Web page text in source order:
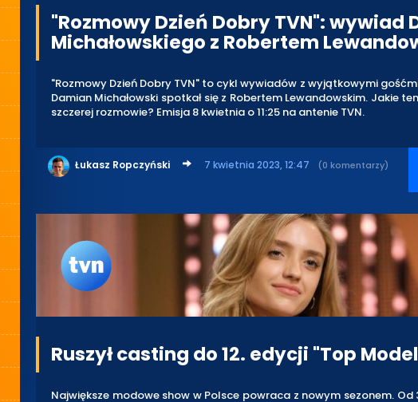
"Rozmowy Dzień Dobry TVN": wywiad
Michałowskiego z Robertem
"Rozmowy Dzień Dobry TVN" to cykl wywiadów z wyjątkowymi
Damian Michałowski spotkał się z Robertem Lewandowskim. Jakie
szczerej rozmowie? Emisja 8 kwietnia o 11:25 na antenie TVN.
Łukasz Ropczyński 7 kwietnia 2023, 12:47 (0 komentarzy)
Ruszył casting do 12. edycji "Top
Największe modowe show w Polsce powraca z nowym sezonem.